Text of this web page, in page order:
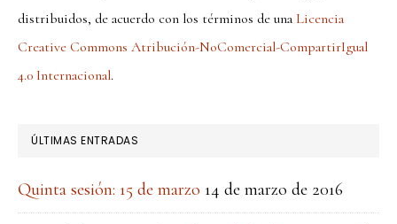
distribuidos, de acuerdo con los términos de unaLicencia
Creative Commons Atribución-NoComercial-CompartirIgual
4.0 Internacional.
ÚLTIMAS ENTRADAS
Quinta sesión: 15 de marzo 14 de marzo de 2016